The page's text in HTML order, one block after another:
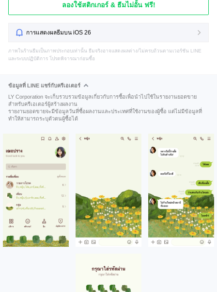
ลองใช้สติกเกอร์ & ธีมไม่อั้น ฟรี!
การแสดงผลธีมบน iOS 26
ภาพในร้านธีมเป็นภาพประกอบเท่านั้น ธีมจริงอาจแสดงผลต่าง/ไม่ครบถ้วนตามเวอร์ชัน LINE
และระบบปฏิบัติการ โปรดพิจารณาก่อนซื้อ
ข้อมูลที่ LINE แชร์กับครีเอเตอร์
LY Corporation จะเก็บรวบรวมข้อมูลเกี่ยวกับการซื้อเพื่อนำไปใช้ในรายงานยอดขาย
สำหรับครีเอเตอร์ผู้สร้างผลงาน
รายงานยอดขายจะมีข้อมูลวันที่ซื้อผลงานและประเทศที่ใช้งานของผู้ซื้อ แต่ไม่มีข้อมูลที่
ทำให้สามารถระบุตัวตนผู้ซื้อได้